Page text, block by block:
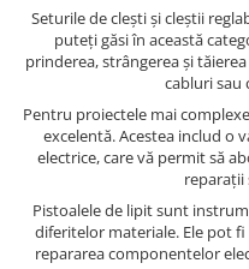
Seturile de clești și cleștii
puteți găsi în această
prinderea, strângerea și
cabluri sau
Pentru proiectele mai
excelentă. Acestea includ o
electrice, care vă permit să
reparații
Pistoalele de lipit sunt
diferitelor materiale. Ele pot
repararea componentelor